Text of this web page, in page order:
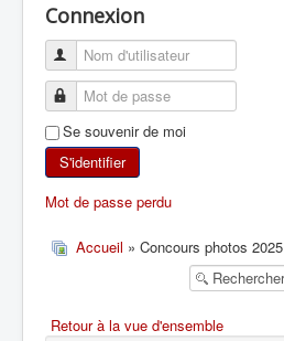
ESCALADE
ALPINISME
SKI DE RANDONNÉE
RANDONNÉE SPORTIVE
Connexion
Se souvenir de moi
S'identifier
Mot de passe perdu
Accueil » Concours photos 2025
Retour à la vue d'ensemble